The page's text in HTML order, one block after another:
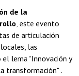
de la
, este evento
de articulación
las
lema "Innovación y
transformación" .